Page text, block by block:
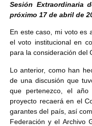
Sesión Extraordinaria
próximo 17 de abril de
En este caso, mi voto es
el voto institucional en
para la consideración del
Lo anterior, como han
de una discusión que
que pertenezco, el
proyecto recaerá en el
garantes del país, así
Federación y el Archivo